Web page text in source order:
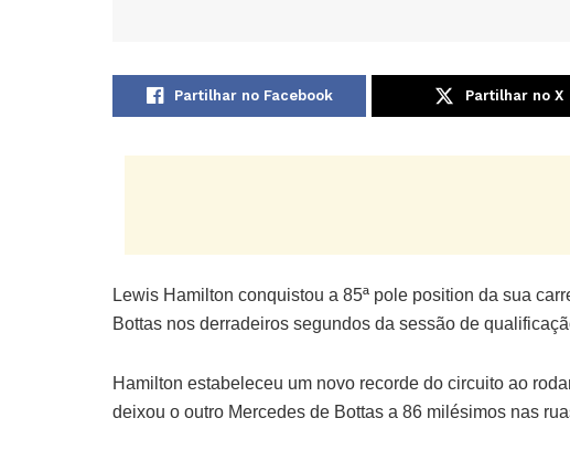
Partilhar no Facebook Partilhar no X
Lewis Hamilton conquistou a 85ª pole position da sua
Bottas nos derradeiros segundos da sessão de
Hamilton estabeleceu um novo recorde do circuito ao
deixou o outro Mercedes de Bottas a 86 milésimos nas